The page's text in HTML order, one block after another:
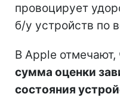
провоцирует
б/у устройств по
В Apple отмечают,
сумма оценки
состояния